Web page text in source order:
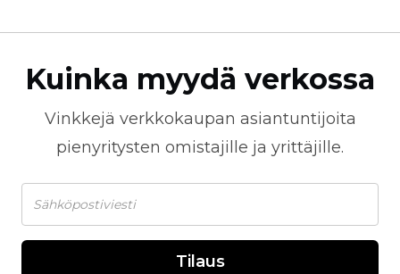
Kuinka myydä verkossa
Vinkkejä verkkokaupan asiantuntijoita
pienyritysten omistajille ja yrittäjille.
Tilaus